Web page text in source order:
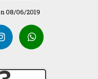
08/06/2019